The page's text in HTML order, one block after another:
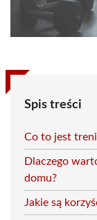
Spis treści
Co to jest
Dlaczego
domu?
Jakie są